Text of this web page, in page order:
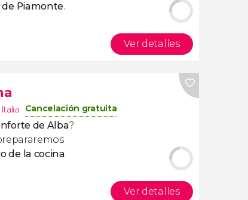
Piamonte.
Ver detalles
Italia Cancelación gratuita
de Alba?
de la cocina
Ver detalles